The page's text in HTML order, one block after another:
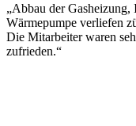
„Abbau der
Wärmepumpe verliefen
Die Mitarbeiter waren
zufrieden.“